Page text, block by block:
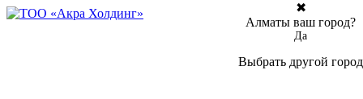
✖
Алматы ваш город?
Да
Выбрать другой город